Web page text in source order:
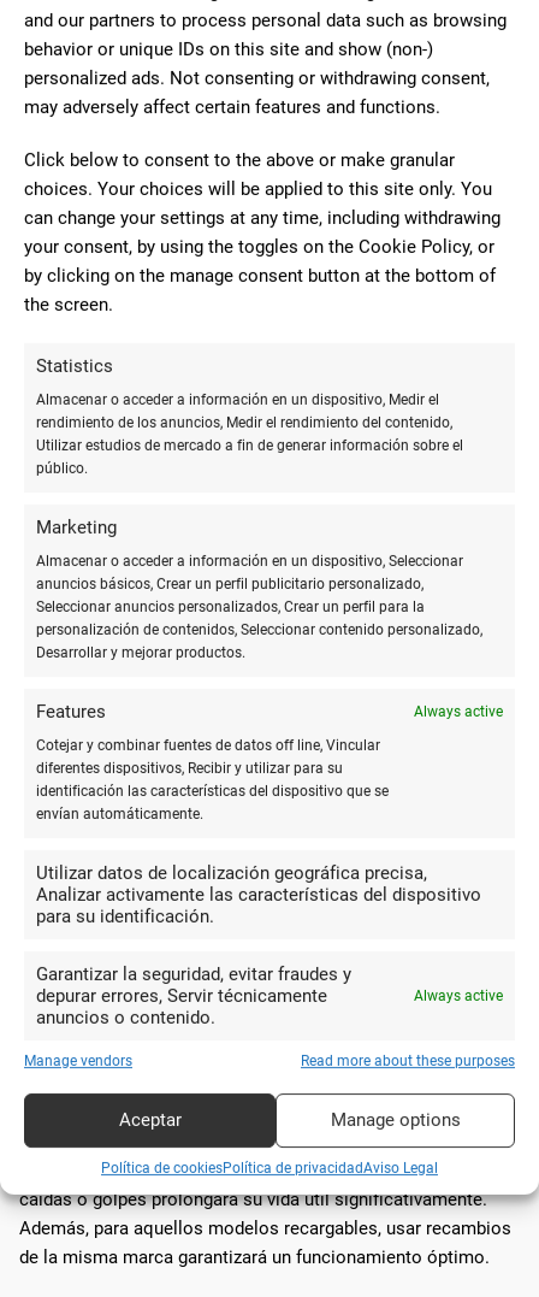
and our partners to process personal data such as browsing
behavior or unique IDs on this site and show (non-)
personalized ads. Not consenting or withdrawing consent,
may adversely affect certain features and functions.
Click below to consent to the above or make granular
choices. Your choices will be applied to this site only. You
can change your settings at any time, including withdrawing
your consent, by using the toggles on the Cookie Policy, or
by clicking on the manage consent button at the bottom of
the screen.
Statistics
Almacenar o acceder a información en un dispositivo, Medir el
rendimiento de los anuncios, Medir el rendimiento del contenido,
Utilizar estudios de mercado a fin de generar información sobre el
público.
Marketing
Almacenar o acceder a información en un dispositivo, Seleccionar
anuncios básicos, Crear un perfil publicitario personalizado,
Seleccionar anuncios personalizados, Crear un perfil para la
personalización de contenidos, Seleccionar contenido personalizado,
Desarrollar y mejorar productos.
Features
Always active
Cotejar y combinar fuentes de datos off line, Vincular
diferentes dispositivos, Recibir y utilizar para su
identificación las características del dispositivo que se
envían automáticamente.
Utilizar datos de localización geográfica precisa,
Analizar activamente las características del dispositivo
para su identificación.
Garantizar la seguridad, evitar fraudes y
depurar errores, Servir técnicamente
anuncios o contenido.
Always active
Manage vendors Read more about these purposes
Aceptar Manage options
Política de cookiesPolítica de privacidadAviso Legal
El aspecto de ladurabilidadtambién es crucial. Los lapiceros
con clip de sujeción están diseñados para soportar el uso
diario y, dependiendo del modelo, pueden durar años con el
inteligente y sostenible.
Por último, no se puede ignorar el valor estético de estos
lapiceros. Muchos diseñadores y marcas ponen gran énfasis
en la apariencia de sus productos, ofreciendo no solo
funcionalidad sino también un toque de estilo personal.
un lapicero con clip de sujeción para todos los gustos.
Selección y Cuidado de un
Elegir el lapicero con clip de sujeción correcto puede ser una
tarea abrumadora dado el rango de opciones disponibles.
Aquí algunos consejos para hacer una buena elección:
Identifica el uso principal: dependiendo de si lo
necesitas para escribir, dibujar o ambos,
ciertos tipos de lapiceros serán más
adecuados que otros.
Considera el tipo de agarre: modelos
periodos largos de uso.
Opta por calidad de tinta: busca lapiceros que
ofrezcan un flujo de tinta uniforme y secado
rápido para evitar manchas.
opciones más ecológicas.
En cuanto al cuidado,mantener el lapicero limpioy evitar
caídas o golpes prolongará su vida útil significativamente.
Además, para aquellos modelos recargables, usar recambios
de la misma marca garantizará un funcionamiento óptimo.